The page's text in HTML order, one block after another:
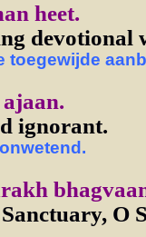
heet.
devotional
toegewijde
ignorant.
O